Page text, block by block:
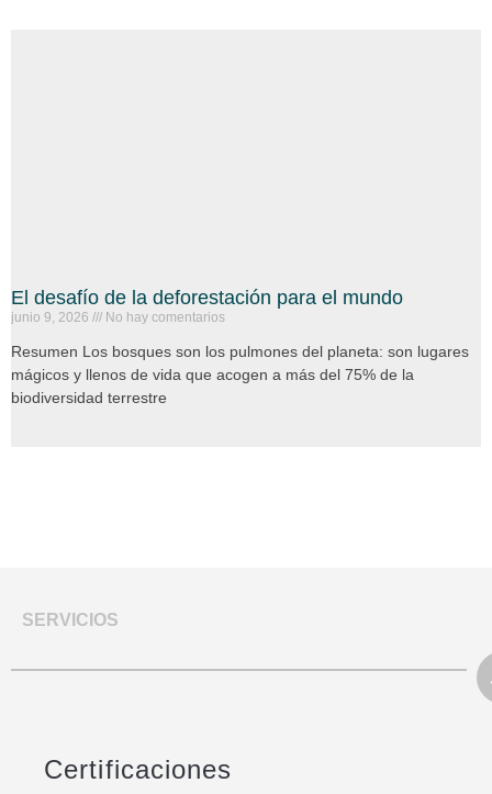
El desafío de la deforestación para el mundo
junio 9, 2026 No hay comentarios
Resumen Los bosques son los pulmones del planeta: son lugares
mágicos y llenos de vida que acogen a más del 75% de la
biodiversidad terrestre
SERVICIOS
Certificaciones